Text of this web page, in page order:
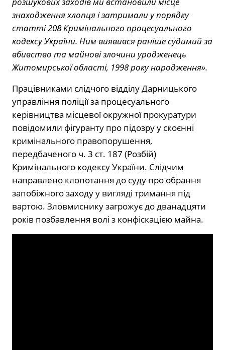
знаходження хлопця і затримали у порядку
статті 208 Кримінального процесуального
кодексу України. Ним виявився раніше судимий за
вбивство та майнові злочини уродженець
Житомирської області, 1998 року народження».
Працівниками слідчого відділу Дарницького
управління поліції за процесуального
керівництва місцевої окружної прокуратури
повідомили фігуранту про підозру у скоєнні
кримінального правопорушення,
передбаченого ч. 3 ст. 187 (Розбій)
Кримінального кодексу України. Слідчим
направлено клопотання до суду про обрання
запобіжного заходу у вигляді тримання під
вартою. Зловмиснику загрожує до дванадцяти
років позбавлення волі з конфіскацією майна.